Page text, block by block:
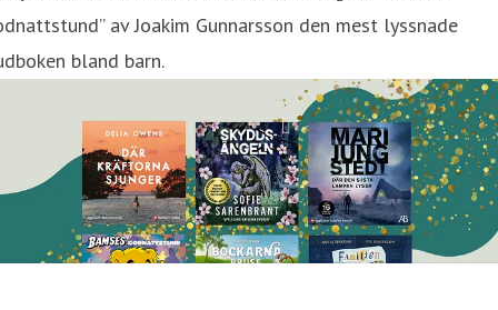
av Joakim Gunnarsson den mest lyssnade
bland barn.